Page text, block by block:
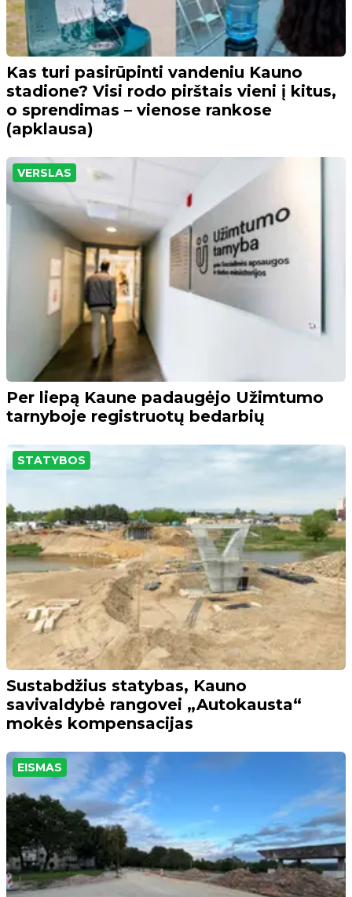
Kas turi pasirūpinti vandeniu Kauno
stadione? Visi rodo pirštais vieni į kitus,
o sprendimas – vienose rankose
(apklausa)
VERSLAS
Per liepą Kaune padaugėjo Užimtumo
tarnyboje registruotų bedarbių
STATYBOS
Sustabdžius statybas, Kauno
savivaldybė rangovei „Autokausta“
mokės kompensacijas
EISMAS